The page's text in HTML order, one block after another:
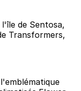
de Sentosa,
Transformers,